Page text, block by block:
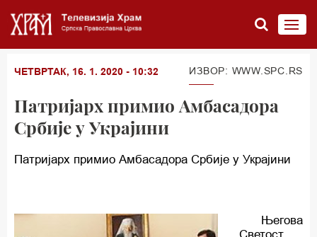
ЧЕТВРТАК, 16. 1. 2020 - 10:32 ИЗВОР: WWW.SPC.RS
Патријарх примио Амбасадора
Србије у Украјини
Патријарх примио Амбасадора Србије у Украјини
Његова